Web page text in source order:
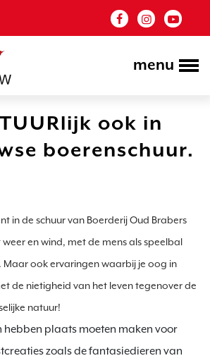
menu
ook in
boerenschuur.
in de schuur van Boerderij Oud Brabers
en wind, met de mens als speelbal
ook ervaringen waarbij je oog in
de nietigheid van het leven tegenover de
hebben plaats moeten maken voor
zoals de fantasiedieren van